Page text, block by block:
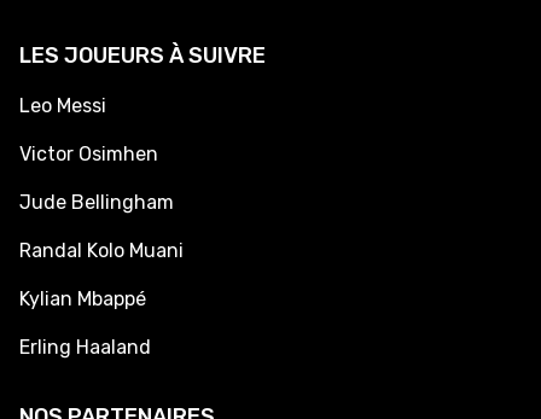
LES JOUEURS À SUIVRE
Leo Messi
Victor Osimhen
Jude Bellingham
Randal Kolo Muani
Kylian Mbappé
Erling Haaland